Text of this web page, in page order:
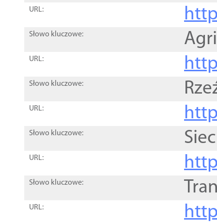
URL:
Słowo kluczowe:
URL:
Słowo kluczowe:
URL:
Słowo kluczowe:
URL:
Słowo kluczowe:
URL: